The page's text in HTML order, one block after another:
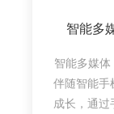
智能多
智能多媒体
伴随智能手
成长，通过